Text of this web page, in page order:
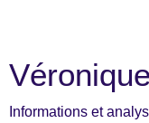
Informations et